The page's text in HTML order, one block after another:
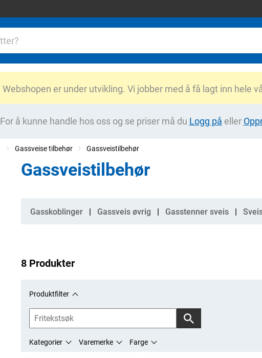
Webshopen er under utvikling. Vi jobber med å få lagt inn hele
For å kunne handle hos oss og se priser må du Logg på eller
Gassveise tilbehør Gassveistilbehør
Gassveistilbehør
Kategorier
Gasskoblinger Gassveis øvrig Gasstenner sveis
8 Produkter
Produktfilter
Kategorier Varemerke Farge